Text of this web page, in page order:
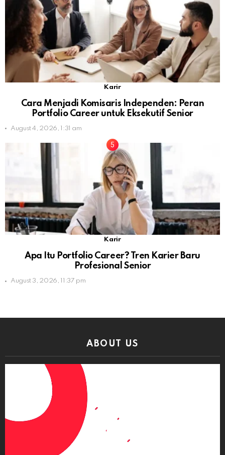
Karir
Cara Menjadi Komisaris Independen: Peran
Portfolio Career untuk Eksekutif Senior
August 4, 2026, 1:31 am
Karir
Apa Itu Portfolio Career? Tren Karier Baru
Profesional Senior
August 3, 2026, 11:37 pm
ABOUT US